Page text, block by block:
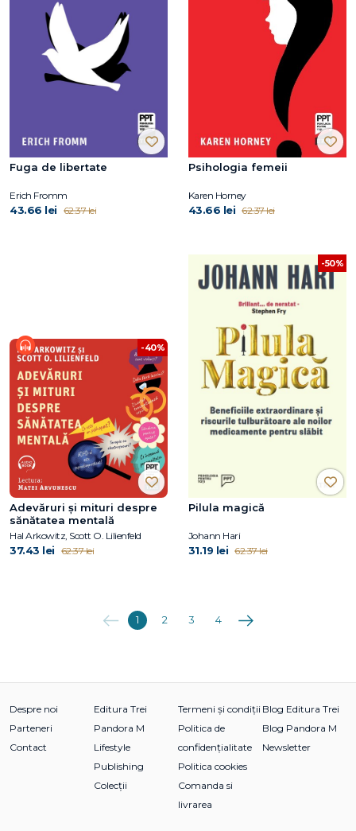
Fuga de libertate
Erich Fromm
43.66 lei 62.37 lei
Psihologia femeii
Karen Horney
43.66 lei 62.37 lei
-40%
Adevăruri și mituri despre
sănătatea mentală
Hal Arkowitz, Scott O. Lilienfeld
37.43 lei 62.37 lei
-50%
Pilula magică
Johann Hari
31.19 lei 62.37 lei
Anterioara
1 2 3 4 Următoarea
Despre noi
Parteneri
Contact
Editura Trei
Pandora M
Lifestyle
Publishing
Colecții
Termeni și condiții
Politica de
confidențialitate
Politica cookies
Comanda si
livrarea
Blog Editura Trei
Blog Pandora M
Newsletter